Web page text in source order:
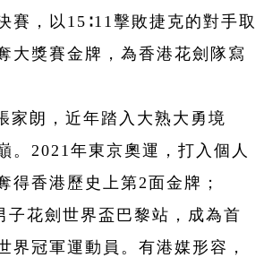
賽，以15∶11擊敗捷克的對手取
大獎賽金牌，為香港花劍隊寫
家朗，近年踏入大熟大勇境
。2021年東京奧運，打入個人
得香港歷史上第2面金牌；
子花劍世界盃巴黎站，成為首
界冠軍運動員。有港媒形容，